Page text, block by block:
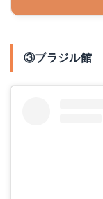
③ブラジル館